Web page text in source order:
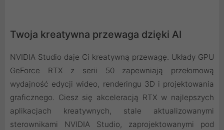
Twoja kreatywna przewaga dzięki AI
NVIDIA Studio daje Ci kreatywną przewagę. Układy GPU
GeForce RTX z serii 50 zapewniają przełomową
wydajność edycji wideo, renderingu 3D i projektowania
graficznego. Ciesz się akceleracją RTX w najlepszych
aplikacjach kreatywnych, stale aktualizowanymi
sterownikami NVIDIA Studio, zaprojektowanymi pod